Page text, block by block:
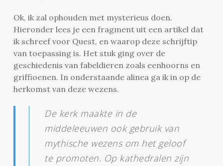
Ok, ik zal ophouden met mysterieus doen.
Hieronder lees je een fragment uit een artikel dat
ik schreef voor Quest, en waarop deze schrijftip
van toepassing is. Het stuk ging over de
geschiedenis van fabeldieren zoals eenhoorns en
griffioenen. In onderstaande alinea ga ik in op de
herkomst van deze wezens.
De kerk maakte in de
middeleeuwen ook gebruik van
mythische wezens om het geloof
te promoten. Op kathedralen zijn